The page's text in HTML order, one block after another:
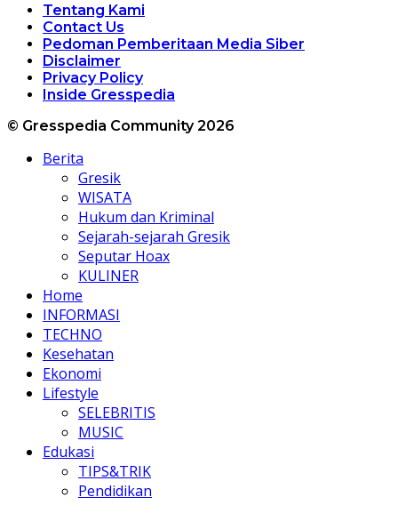
Tentang Kami
Contact Us
Pedoman Pemberitaan Media Siber
Disclaimer
Privacy Policy
Inside Gresspedia
© Gresspedia Community 2026
Berita
Gresik
WISATA
Hukum dan Kriminal
Sejarah-sejarah Gresik
Seputar Hoax
KULINER
Home
INFORMASI
TECHNO
Kesehatan
Ekonomi
Lifestyle
SELEBRITIS
MUSIC
Edukasi
TIPS&TRIK
Pendidikan